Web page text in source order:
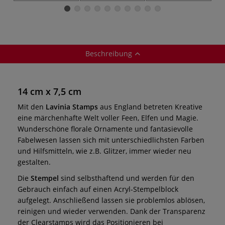
Beschreibung
14 cm x 7,5 cm
Mit den Lavinia Stamps aus England betreten Kreative
eine märchenhafte Welt voller Feen, Elfen und Magie.
Wunderschöne florale Ornamente und fantasievolle
Fabelwesen lassen sich mit unterschiedlichsten Farben
und Hilfsmitteln, wie z.B. Glitzer, immer wieder neu
gestalten.
Die Stempel sind selbsthaftend und werden für den
Gebrauch einfach auf einen Acryl-Stempelblock
aufgelegt. Anschließend lassen sie problemlos ablösen,
reinigen und wieder verwenden. Dank der Transparenz
der Clearstamps wird das Positionieren bei